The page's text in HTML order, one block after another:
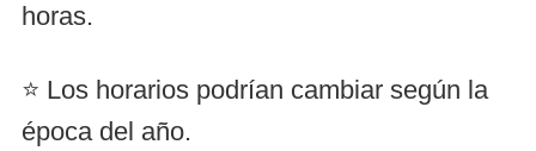
horas.
⭐ Los horarios podrían cambiar según la
época del año.